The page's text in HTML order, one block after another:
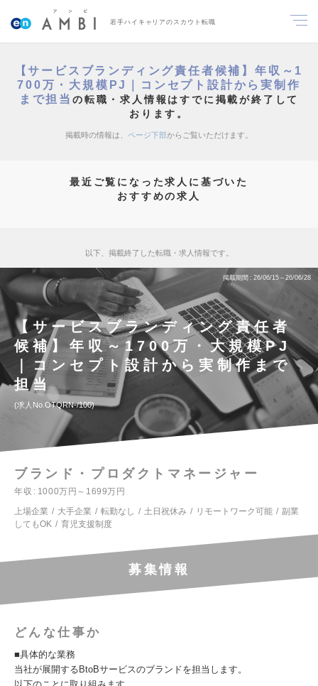
若手ハイキャリアのスカウト転職
【サービスブランディング責任者候補】年収～1
700万・大規模PJ｜コンセプト設計から実制作
まで担当 の転職・求人情報はすでに掲載が終了して
おります。
掲載時の情報は、 ページ下部からご覧いただけます。
最近ご覧になった求人に基づいた
おすすめの求人
以下、掲載終了した転職・求人情報です。
掲載期間 26/06/15～26/06/28
【サービスブランディング責任者
候補】年収～1700万・大規模PJ
｜コンセプト設計から実制作まで
担当
求人No.OTQRN-/100
ブランド・プロダクトマネージャー
年収
1000万円～1699万円
上場企業
大手企業 転勤なし 土日祝休み リモートワーク可能
副業
してもOK
育児支援制度
募集情報
どんな仕事か
■具体的な業務
当社が展開するBtoBサービスのブランドを担当します。